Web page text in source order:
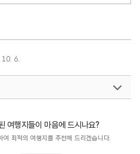
10. 6.
여행지들이 마음에 드시나요?
최적의 여행지를 추천해 드리겠습니다.